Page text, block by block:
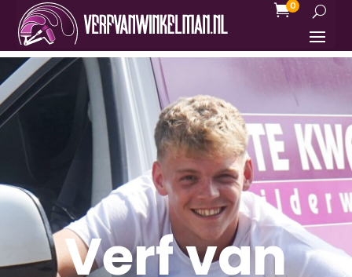
0
Verf van